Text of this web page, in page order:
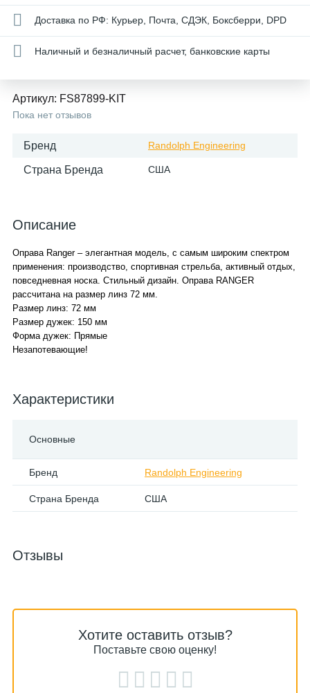
Доставка по РФ: Курьер, Почта, СДЭК, Боксберри, DPD
Наличный и безналичный расчет, банковские карты
Артикул: FS87899-KIT
Пока нет отзывов
Бренд Randolph Engineering
Страна Бренда США
Описание
Оправа Ranger – элегантная модель, с самым широким спектром
применения: производство, спортивная стрельба, активный отдых,
повседневная носка. Стильный дизайн. Оправа RANGER
рассчитана на размер линз 72 мм.
Размер линз: 72 мм
Размер дужек: 150 мм
Форма дужек: Прямые
Незапотевающие!
Характеристики
Основные
Бренд Randolph Engineering
Страна Бренда США
Отзывы
Хотите оставить отзыв?
Поставьте свою оценку!